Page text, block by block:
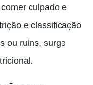
culpado e
e classificação
ou ruins, surge